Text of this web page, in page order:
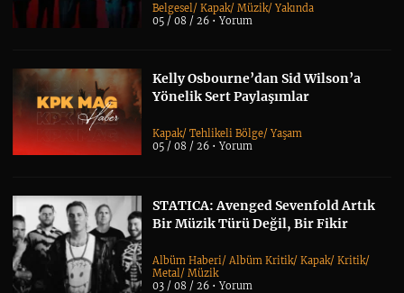
Belgesel/Kapak/Müzik/Yakında
05 / 08 / 26 •Yorum
Kelly Osbourne’dan Sid Wilson’a
Yönelik Sert Paylaşımlar
Kapak/Tehlikeli Bölge/Yaşam
05 / 08 / 26 •Yorum
STATICA: Avenged Sevenfold Artık
Bir Müzik Türü Değil, Bir Fikir
Albüm Haberi/Albüm Kritik/Kapak/Kritik/
Metal /Müzik
03 / 08 / 26 •Yorum